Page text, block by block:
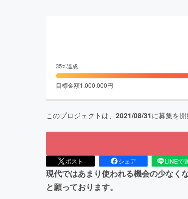
35%達成
目標金額1,000,000円
このプロジェクトは、 2021/08/31に募集を開
ポスト シェア LINEで
現代ではあまり使われる機会の少なく
と願っております。